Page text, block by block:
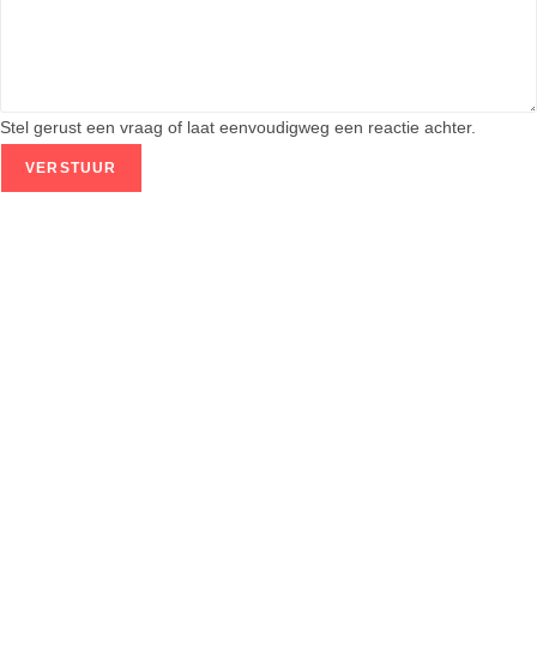
Stel gerust een vraag of laat eenvoudigweg een reactie achter.
VERSTUUR